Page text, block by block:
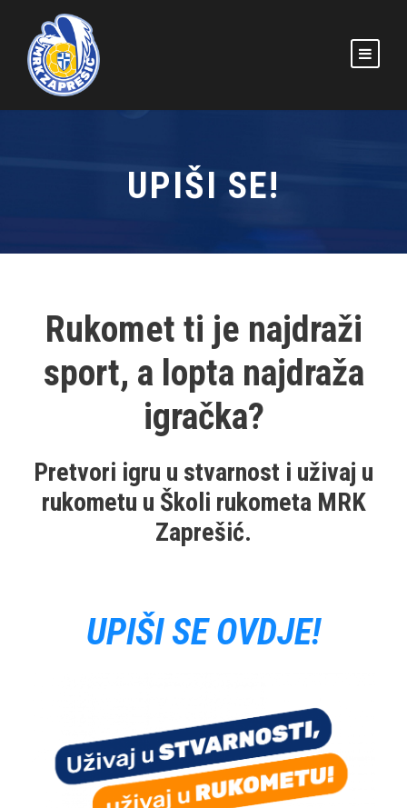
UPIŠI SE!
Rukomet ti je najdraži
sport, a lopta najdraža
igračka?
Pretvori igru u stvarnost i uživaj u
rukometu u Školi rukometa MRK
Zaprešić.
UPIŠI SE OVDJE!